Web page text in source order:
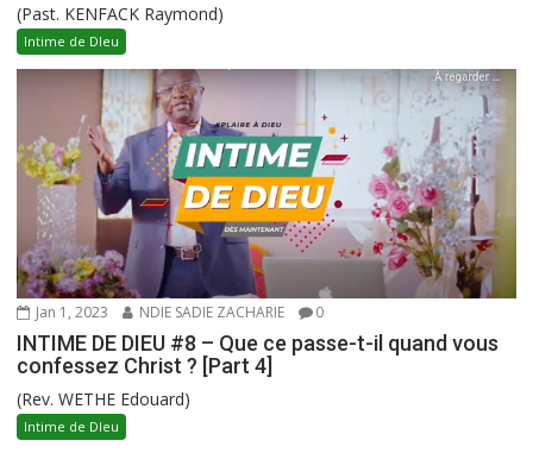
(Past. KENFACK Raymond)
Intime de DIeu
Jan 1, 2023 NDIE SADIE ZACHARIE 0
INTIME DE DIEU #8 – Que ce passe-t-il quand vous
confessez Christ ? [Part 4]
(Rev. WETHE Edouard)
Intime de DIeu